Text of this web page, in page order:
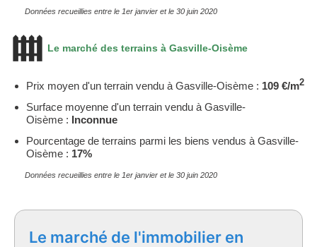
Données recueillies entre le 1er janvier et le 30 juin 2020
Le marché des terrains à Gasville-Oisème
Prix moyen d'un terrain vendu à Gasville-Oisème : 109 €/m2
Surface moyenne d'un terrain vendu à Gasville-
Oisème : Inconnue
Pourcentage de terrains parmi les biens vendus à Gasville-
Oisème : 17%
Données recueillies entre le 1er janvier et le 30 juin 2020
Le marché de l'immobilier en